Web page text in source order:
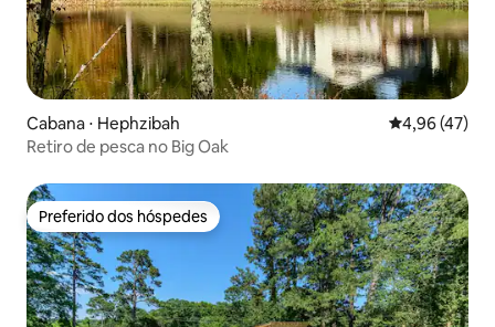
Cabana ⋅ Hephzibah 4,96 de uma
4,96 (47)
Retiro de pesca no Big Oak
Preferido dos hóspedes
Preferido dos hóspedes